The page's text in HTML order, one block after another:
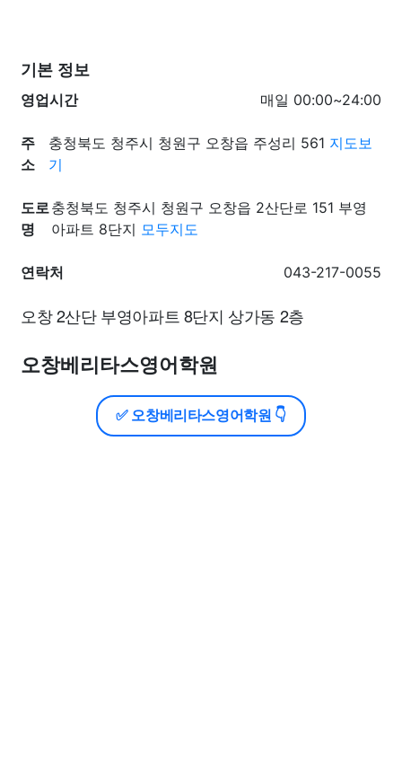
기본 정보
영업시간
매일 00:00~24:00
주
소
충청북도 청주시 청원구 오창읍 주성리 561 지도보
기
도로
명
충청북도 청주시 청원구 오창읍 2산단로 151 부영
아파트 8단지 모두지도
연락처 043-217-0055
오창 2산단 부영아파트 8단지 상가동 2층
오창베리타스영어학원
✅ 오창베리타스영어학원 👇